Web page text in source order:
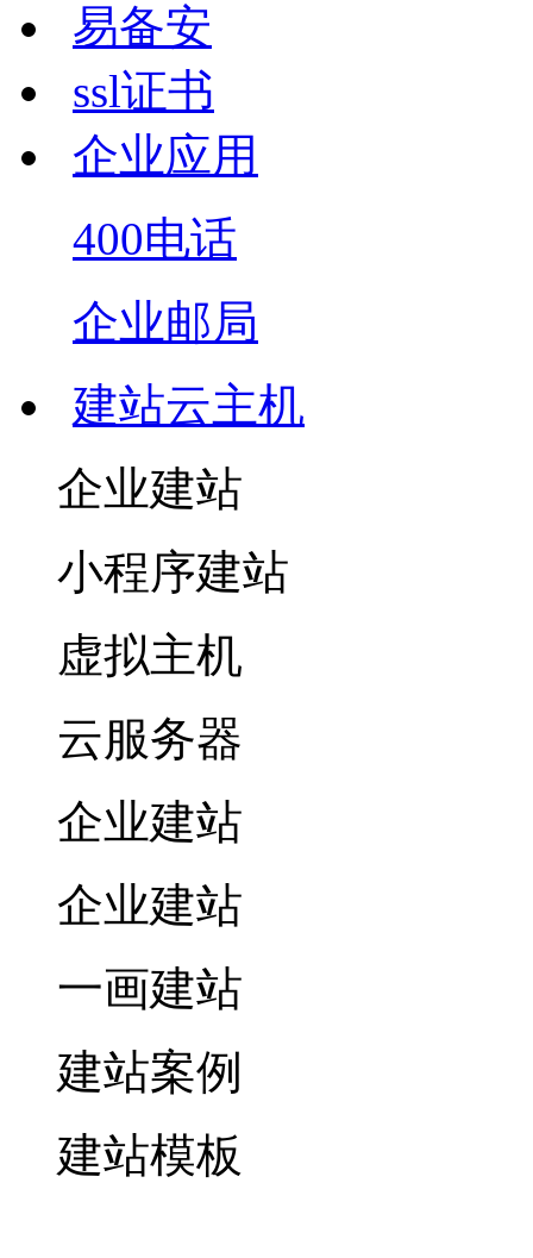
易备安
ssl证书
企业应用
400电话
企业邮局
建站云主机
企业建站
小程序建站
虚拟主机
云服务器
企业建站
企业建站
一画建站
建站案例
建站模板